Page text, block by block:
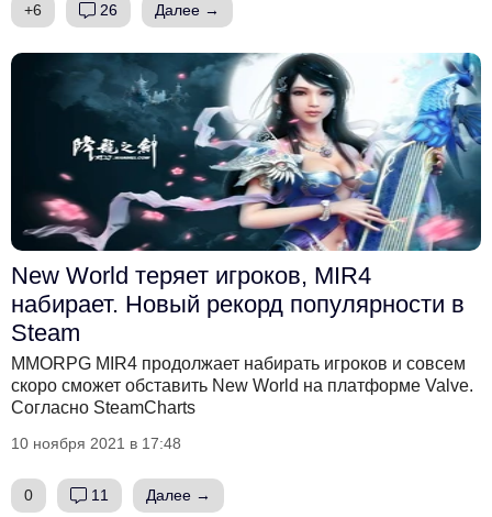
+6 26 Далее →
New World теряет игроков, MIR4
набирает. Новый рекорд популярности в
Steam
MMORPG MIR4 продолжает набирать игроков и совсем
скоро сможет обставить New World на платформе Valve.
Согласно SteamCharts
10 ноября 2021 в 17:48
0 11 Далее →